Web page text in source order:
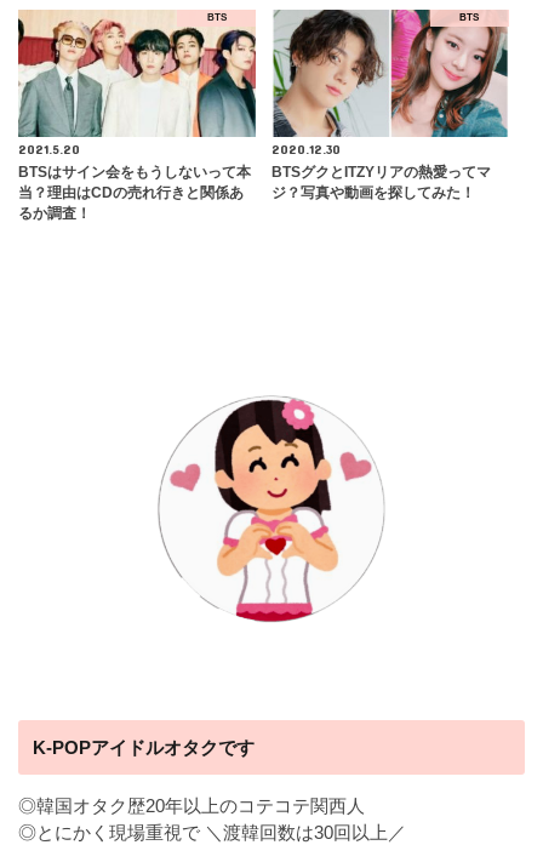
BTS
2021.5.20
BTSはサイン会をもうしないって本
当？理由はCDの売れ行きと関係あ
るか調査！
BTS
2020.12.30
BTSグクとITZYリアの熱愛ってマ
ジ？写真や動画を探してみた！
K-POPアイドルオタクです
◎韓国オタク歴20年以上のコテコテ関西人
◎とにかく現場重視で ＼渡韓回数は30回以上／